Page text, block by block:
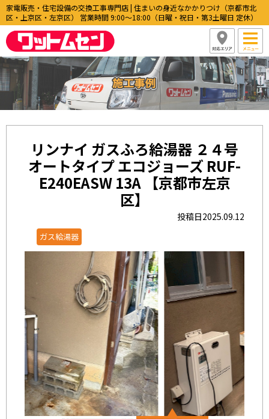
家電販売・住宅設備の交換工事専門店 | 住まいの身近なかかりつけ（京都市北
区・上京区・左京区） 営業時間 9:00〜18:00（日曜・祝日・第3土曜日 定休）
リンナイ ガスふろ給湯器 ２４号
オートタイプ エコジョーズ RUF-
E240EASW 13A 【京都市左京
区】
投稿日2025.09.12
ガス給湯器